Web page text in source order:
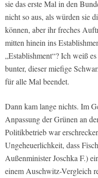
sie das erste Mal in den
nicht so aus, als würden sie
können, aber ihr freches
mitten hinein ins
„Establishment“? Ich weiß
bunter, dieser miefige
für alle Mal beendet.
Dann kam lange nichts. Im
Anpassung der Grünen an
Politikbetrieb war
Ungeheuerlichkeit, dass
Außenminister Joschka F.)
einem Auschwitz-Vergleich